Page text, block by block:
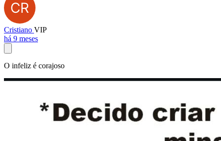
Cristiano VIP
há 9 meses
O infeliz é corajoso